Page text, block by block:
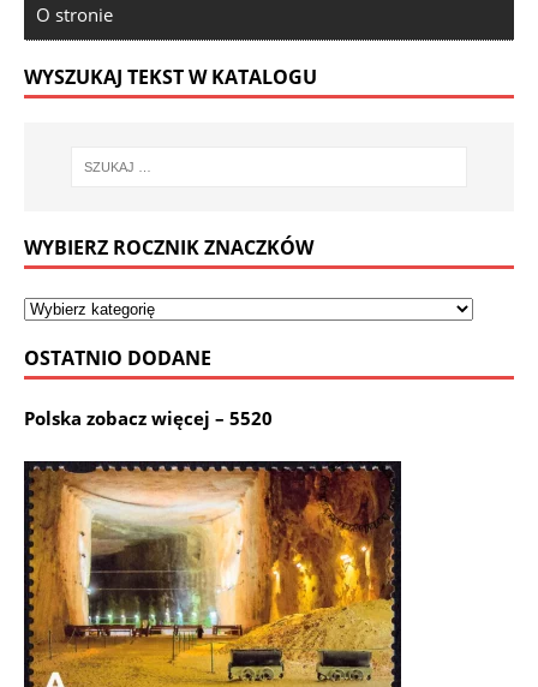
O stronie
WYSZUKAJ TEKST W KATALOGU
WYBIERZ ROCZNIK ZNACZKÓW
OSTATNIO DODANE
Polska zobacz więcej – 5520